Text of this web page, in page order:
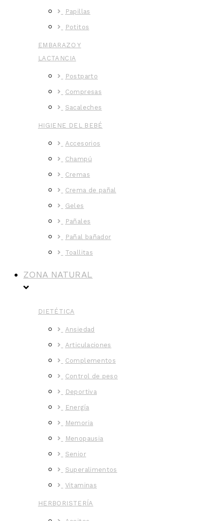
Papillas
Potitos
EMBARAZO Y
LACTANCIA
Postparto
Compresas
Sacaleches
HIGIENE DEL BEBÉ
Accesorios
Champú
Cremas
Crema de pañal
Geles
Pañales
Pañal bañador
Toallitas
ZONA NATURAL
DIETÉTICA
Ansiedad
Articulaciones
Complementos
Control de peso
Deportiva
Energía
Memoria
Menopausia
Senior
Superalimentos
Vitaminas
HERBORISTERÍA